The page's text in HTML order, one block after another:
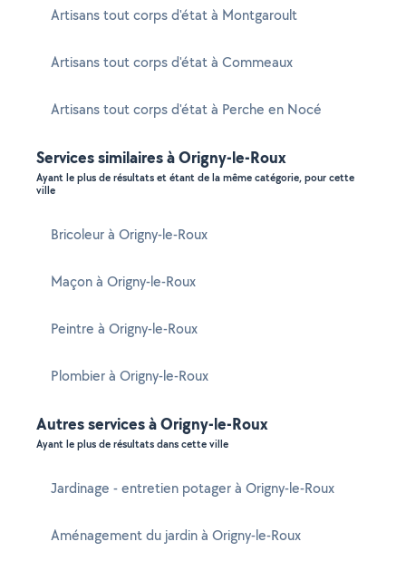
Artisans tout corps d'état à Montgaroult
Artisans tout corps d'état à Commeaux
Artisans tout corps d'état à Perche en Nocé
Services similaires à Origny-le-Roux
Ayant le plus de résultats et étant de la même catégorie, pour cette
ville
Bricoleur à Origny-le-Roux
Maçon à Origny-le-Roux
Peintre à Origny-le-Roux
Plombier à Origny-le-Roux
Autres services à Origny-le-Roux
Ayant le plus de résultats dans cette ville
Jardinage - entretien potager à Origny-le-Roux
Aménagement du jardin à Origny-le-Roux